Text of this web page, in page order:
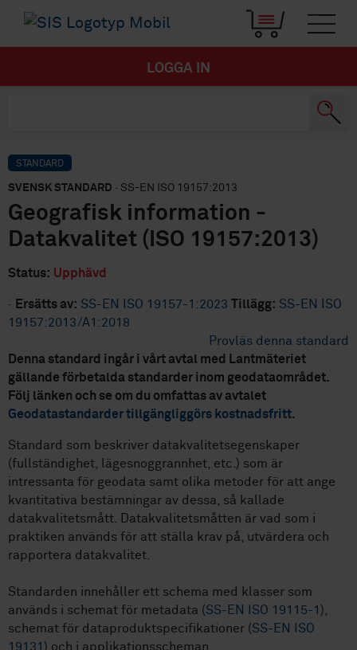
LOGGA IN
STANDARD
SVENSK STANDARD · SS-EN ISO 19157:2013
Geografisk information -
Datakvalitet (ISO 19157:2013)
Status: Upphävd
· Ersätts av: SS-EN ISO 19157-1:2023 Tillägg: SS-EN ISO
19157:2013/A1:2018
Provläs denna standard
Denna standard ingår i vårt avtal med Lantmäteriet
gällande förbetalda standarder inom geodataområdet.
Följ länken och se om du omfattas av avtalet
Geodatastandarder tillgängliggörs kostnadsfritt.
Standard som beskriver datakvalitetsegenskaper
(fullständighet, lägesnoggrannhet, etc.) som är
intressanta för geodata samt olika metoder för att ange
kvantitativa bestämningar av dessa, så kallade
datakvalitetsmått. Datakvalitetsmåtten är vad som i
praktiken används för att ställa krav på, utvärdera och
rapportera datakvalitet.
Standarden innehåller ett schema med klasser som
används i schemat för metadata (SS-EN ISO 19115-1 ),
schemat för dataproduktspecifikationer (SS-EN ISO
19131 ) och i applikationsscheman.